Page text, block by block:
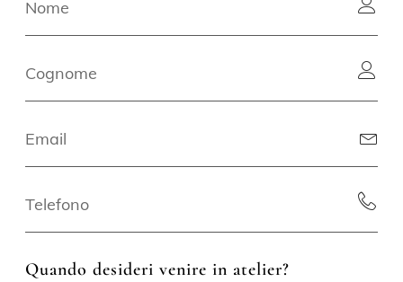
Quando desideri venire in atelier?